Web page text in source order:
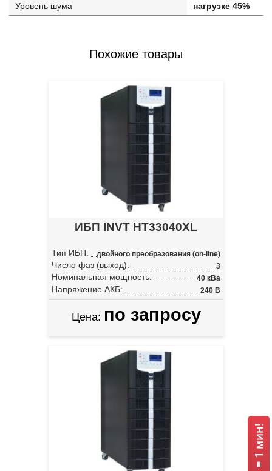
Уровень шума
нагрузке 45%
Похожие товары
ИБП INVT HT33040XL
Тип ИБП: двойного преобразования (on-line)
Число фаз (выход): 3
Номинальная мощность: 40 кВа
Напряжение АКБ: 240 В
Цена: по запросу